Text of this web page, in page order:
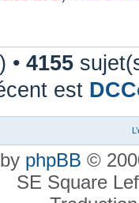
• 4155
est
phpBB ©
SE Square